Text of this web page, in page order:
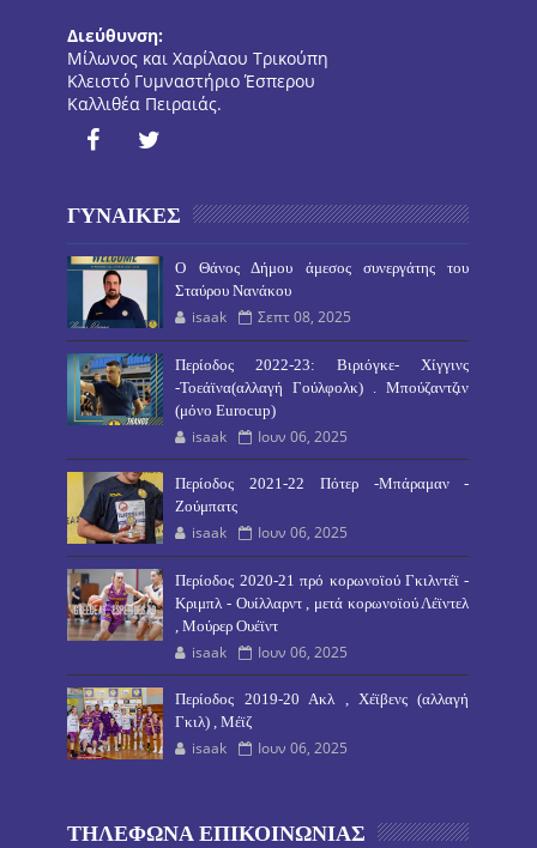
Διεύθυνση:
Μίλωνος και Χαρίλαου Τρικούπη
Κλειστό Γυμναστήριο Έσπερου
Καλλιθέα Πειραιάς.
ΓΥΝΑΙΚΕΣ
O Θάνος Δήμου άμεσος συνεργάτης του
Σταύρου Νανάκου
isaak Σεπτ 08, 2025
Περίοδος 2022-23: Βιριόγκε- Χίγγινς
-Τοεάϊνα(αλλαγή Γούλφολκ) . Μπούζαντζιν
(μόνο Eurocup)
isaak Ιουν 06, 2025
Περίοδος 2021-22 Πότερ -Μπάραμαν -
Ζούμπατς
isaak Ιουν 06, 2025
Περίοδος 2020-21 πρό κορωνοϊού Γκιλντέϊ -
Κριμπλ - Ουίλλαρντ , μετά κορωνοϊού Λέϊντελ
, Μούρερ Ουέϊντ
isaak Ιουν 06, 2025
Περίοδος 2019-20 Ακλ , Χέϊβενς (αλλαγή
Γκιλ) , Μέϊζ
isaak Ιουν 06, 2025
ΤΗΛΕΦΩΝΑ ΕΠΙΚΟΙΝΩΝΙΑΣ